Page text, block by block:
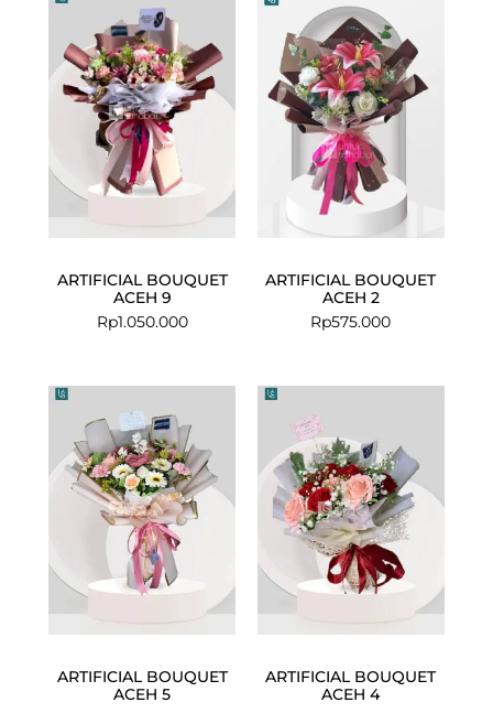
ARTIFICIAL BOUQUET
ACEH 9
Rp1.050.000
ARTIFICIAL BOUQUET
ACEH 2
Rp575.000
ARTIFICIAL BOUQUET
ACEH 5
ARTIFICIAL BOUQUET
ACEH 4